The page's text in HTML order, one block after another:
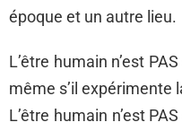
époque et un autre lieu.
L’être humain n’est
même s’il expérimente
L’être humain n’est